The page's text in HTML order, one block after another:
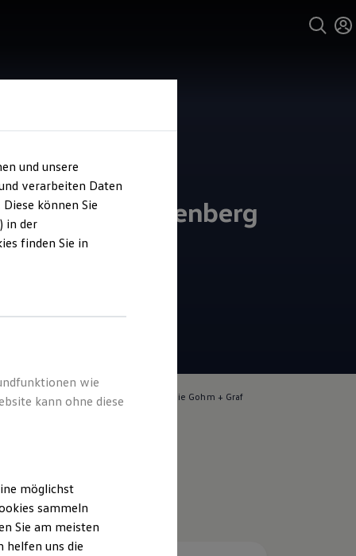
+ Graf Hardenberg
4.8| 27 Bewertungen
für die Inhalte auf dieser Seite ist die Gohm + Graf
und unsere
verarbeiten Daten
können Sie
in der
finden Sie in
wie
kann ohne diese
möglichst
sammeln
Sie am meisten
helfen uns die